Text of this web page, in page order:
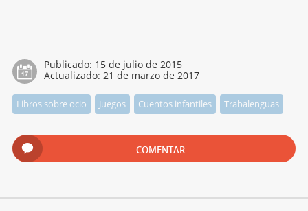
Publicado: 15 de julio de 2015
Actualizado: 21 de marzo de 2017
Libros sobre ocio Juegos Cuentos infantiles Trabalenguas
COMENTAR